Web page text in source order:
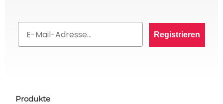
Registrieren
Produkte
10% RABATT AUF IHRE
BESTELLUNG? 👀